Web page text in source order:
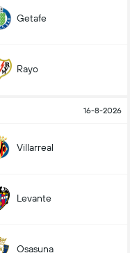
Getafe
Rayo
16-8-2026
Villarreal
Levante
Osasuna